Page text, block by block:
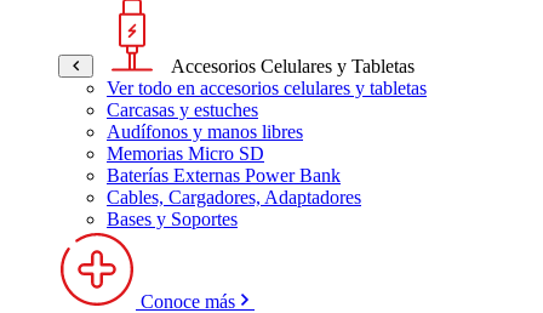
Accesorios Celulares y Tabletas
Ver todo en accesorios celulares y tabletas
Carcasas y estuches
Audífonos y manos libres
Memorias Micro SD
Baterías Externas Power Bank
Cables, Cargadores, Adaptadores
Bases y Soportes
Conoce más